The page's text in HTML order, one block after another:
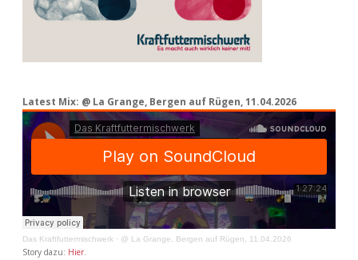
Latest Mix: @ La Grange, Bergen auf Rügen, 11.04.2026
Das Kraftfuttermischwerk · @ La Grange, Bergen auf Rügen, 11.04.2026
Story dazu: Hier